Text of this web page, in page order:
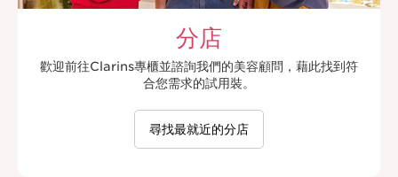
分店
歡迎前往Clarins專櫃並諮詢我們的美容顧問，藉此找到符
合您需求的試用裝。
尋找最就近的分店